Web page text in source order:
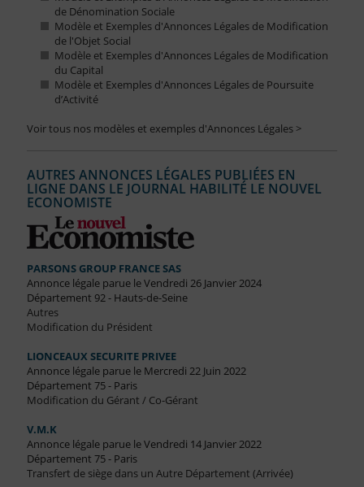
de Dénomination Sociale
Modèle et Exemples d'Annonces Légales de Modification
de l'Objet Social
Modèle et Exemples d'Annonces Légales de Modification
du Capital
Modèle et Exemples d'Annonces Légales de Poursuite
d’Activité
Voir tous nos modèles et exemples d'Annonces Légales >
AUTRES ANNONCES LÉGALES PUBLIÉES EN
LIGNE DANS LE JOURNAL HABILITÉ LE NOUVEL
ECONOMISTE
PARSONS GROUP FRANCE SAS
Annonce légale parue le Vendredi 26 Janvier 2024
Département 92 - Hauts-de-Seine
Autres
Modification du Président
LIONCEAUX SECURITE PRIVEE
Annonce légale parue le Mercredi 22 Juin 2022
Département 75 - Paris
Modification du Gérant / Co-Gérant
V.M.K
Annonce légale parue le Vendredi 14 Janvier 2022
Département 75 - Paris
Transfert de siège dans un Autre Département (Arrivée)